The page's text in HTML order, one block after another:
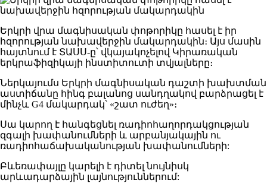
Երկրի վրա մագնիսական փոթորիկը հասել է իր
հզորության նախավերջին մակարդակին։ Այս մասին
հայտնում է ՏԱՍՍ-ը՝ վկայակոչելով Կիրառական
երկրաֆիզիկայի ինստիտուտի տվյալները։
Ներկայումս Երկրի մագնիսական դաշտի խախտման
աստիճանը հինգ բալանոց սանդղակով բարձրացել է
մինչև G4 մակարդակ՝ «շատ ուժեղ»։
Սա կարող է հանգեցնել ռադիոհաղորդակցության
զգալի խափանումների և արբանյակային ու
ռադիոհաճախականության խափանումների:
Բևեռափայլը կարելի է դիտել նույնիսկ
արևադարձային լայնություններում: